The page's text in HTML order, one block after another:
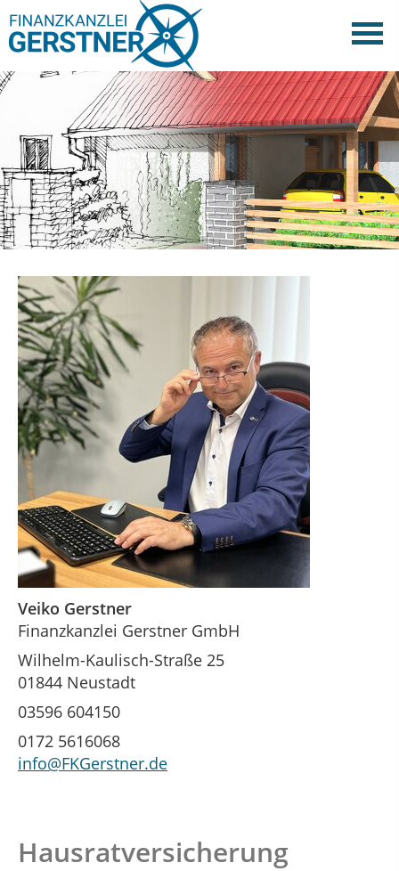
Veiko Gerstner
Finanzkanzlei Gerstner GmbH
Wilhelm-Kaulisch-Straße 25
01844 Neustadt
03596 604150
0172 5616068
info@FKGerstner.de
Hausratversicherung